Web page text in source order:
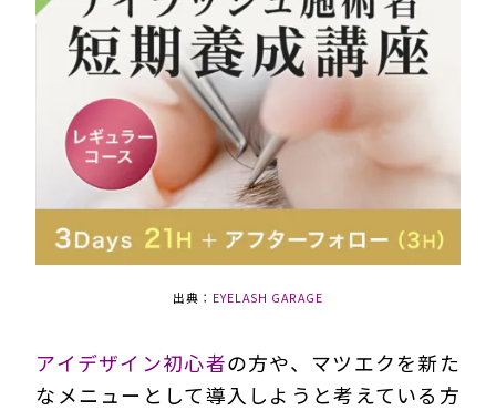
出典： EYELASH GARAGE
アイデザイン初心者の方や、マツエクを新た
なメニューとして導入しようと考えている方